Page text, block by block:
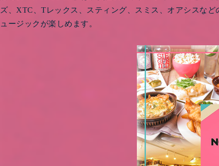
ズ、XTC、Tレックス、スティング、スミス、オアシスな
ュージックが楽しめます。